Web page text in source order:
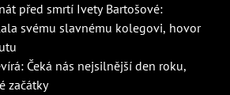
před smrtí Ivety Bartošové:
svému slavnému kolegovi, hovor
Čeká nás nejsilnější den roku,
začátky